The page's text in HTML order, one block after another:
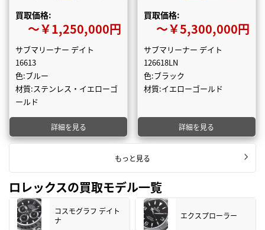
買取価格:
〜￥1,250,000円
サブマリーナー デイト
16613
色:ブルー
材質:ステンレス・イエローゴ
ールド
詳細を見る
買取価格:
〜￥5,300,000円
サブマリーナー デイト
126618LN
色:ブラック
材質:イエローゴールド
詳細を見る
もっと見る
ロレックスの買取モデル一覧
コスモグラフ デイト
ナ
エクスプローラー